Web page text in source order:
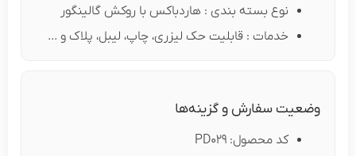
نوع بسته بندی : هاردباکس با روکش گالینگور
خدمات : قابلیت حک لیزری، چاپ، لیبل، پلاک و ...
سفارش و گزینه‌ها
کد محصول: PD029